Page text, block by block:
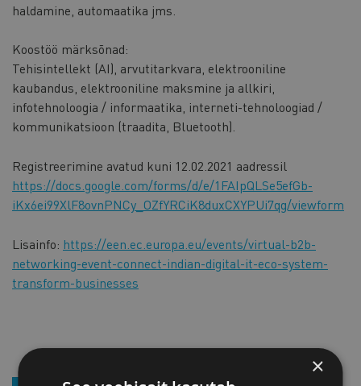
haldamine, automaatika jms.
Koostöö märksõnad:
Tehisintellekt (AI), arvutitarkvara, elektrooniline
kaubandus, elektrooniline maksmine ja allkiri,
infotehnoloogia / informaatika, interneti-tehnoloogiad /
kommunikatsioon (traadita, Bluetooth).
Registreerimine avatud kuni 12.02.2021 aadressil
https://docs.google.com/forms/d/e/1FAIpQLSe5efGb-
iKx6ei99XlF8ovnPNCy_OZfYRCiK8duxCXYPUi7qg/viewform
Lisainfo: https://een.ec.europa.eu/events/virtual-b2b-
networking-event-connect-indian-digital-it-eco-system-
transform-businesses
×